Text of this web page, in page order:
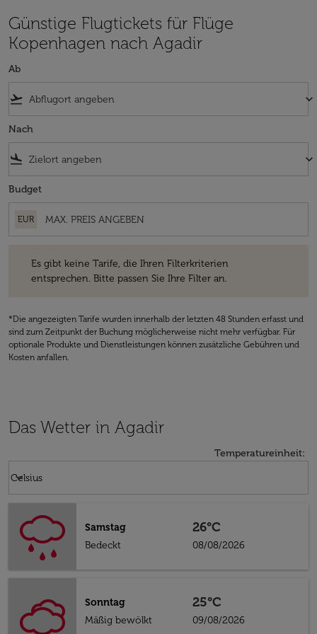
Günstige Flugtickets für Flüge
Kopenhagen nach Agadir
Ab
flight_takeoff keyboard_arrow_down
Nach
flight_land keyboard_arrow_down
Budget
EUR
Es gibt keine Tarife, die Ihren Filterkriterien
entsprechen. Bitte passen Sie Ihre Filter an.
*Die angezeigten Tarife wurden innerhalb der letzten 48 Stunden erfasst und
sind zum Zeitpunkt der Buchung möglicherweise nicht mehr verfügbar. Für
optionale Produkte und Dienstleistungen können zusätzliche Gebühren und
Kosten anfallen.
Das Wetter in Agadir
Temperatureinheit:
Celsius
keyboard_arrow_down
Samstag
Bedeckt
26°C
08/08/2026
Sonntag
Mäßig bewölkt
25°C
09/08/2026